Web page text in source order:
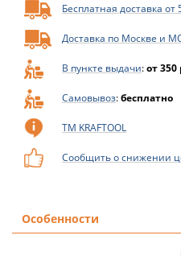
Бесплатная доставка от
Доставка по Москве и
В пункте выдачи:от 350
Самовывоз:бесплатно
ТМ KRAFTOOL
Сообщить о снижении
Особенности